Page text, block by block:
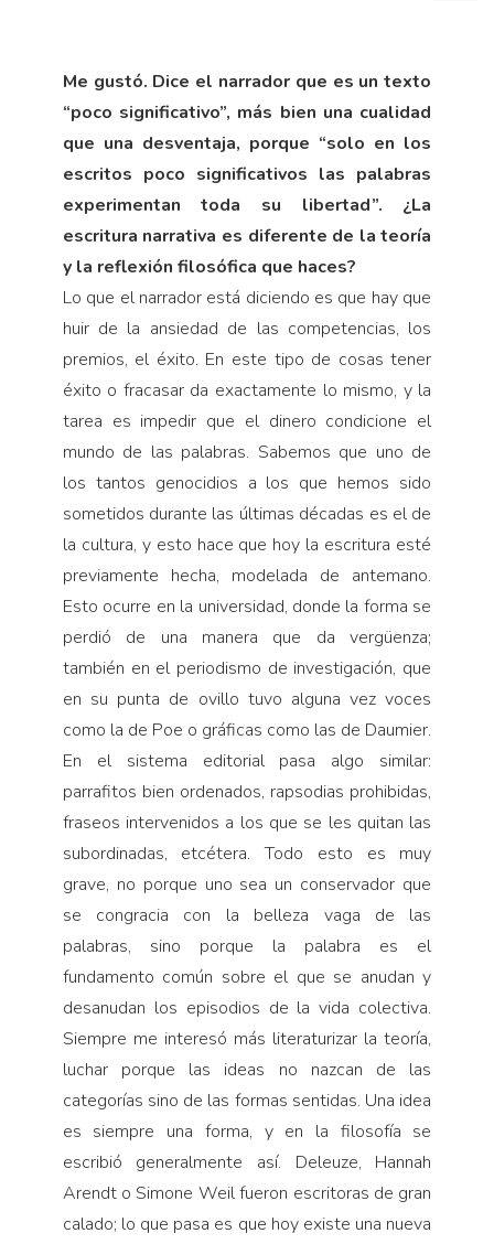
Me gustó. Dice el narrador que es un texto
“poco significativo”, más bien una cualidad
que una desventaja, porque “solo en los
escritos poco significativos las palabras
experimentan toda su libertad”. ¿La
escritura narrativa es diferente de la teoría
y la reflexión filosófica que haces?
Lo que el narrador está diciendo es que hay que
huir de la ansiedad de las competencias, los
premios, el éxito. En este tipo de cosas tener
éxito o fracasar da exactamente lo mismo, y la
tarea es impedir que el dinero condicione el
mundo de las palabras. Sabemos que uno de
los tantos genocidios a los que hemos sido
sometidos durante las últimas décadas es el de
la cultura, y esto hace que hoy la escritura esté
previamente hecha, modelada de antemano.
Esto ocurre en la universidad, donde la forma se
perdió de una manera que da vergüenza;
también en el periodismo de investigación, que
en su punta de ovillo tuvo alguna vez voces
como la de Poe o gráficas como las de Daumier.
En el sistema editorial pasa algo similar:
parrafitos bien ordenados, rapsodias prohibidas,
fraseos intervenidos a los que se les quitan las
subordinadas, etcétera. Todo esto es muy
grave, no porque uno sea un conservador que
se congracia con la belleza vaga de las
palabras, sino porque la palabra es el
fundamento común sobre el que se anudan y
desanudan los episodios de la vida colectiva.
Siempre me interesó más literaturizar la teoría,
luchar porque las ideas no nazcan de las
categorías sino de las formas sentidas. Una idea
es siempre una forma, y en la filosofía se
escribió generalmente así. Deleuze, Hannah
Arendt o Simone Weil fueron escritoras de gran
calado; lo que pasa es que hoy existe una nueva